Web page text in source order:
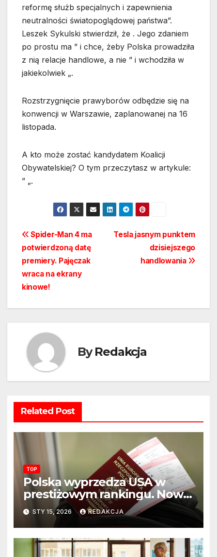
reformę służb specjalnych i zapewnienia
neutralności światopoglądowej państwa”.
Leszek Sykulski stwierdził, że . Jego zdaniem
po prostu ma ” i chce, żeby Polska prowadziła
z nią relacje handlowe, a nie ” i wchodziła w
jakiekolwiek „.
Rozstrzygnięcie prawyborów odbędzie się na
konwencji w Warszawie, zaplanowanej na 16
listopada.
A kto może zostać kandydatem Koalicji
Obywatelskiej? O tym przeczytasz w artykule:
” „.
Nawigacja
wpisu
Tesla jasnym punktem
dzisiejszego
handlowania
Spider-Man 4 ma
potwierdzoną datę
premiery. Pajęczak
wraca na ekrany
kinowe!
ByRedakcja
Related Post
TOP
Polska wyprzedza USA w
prestiżowym rankingu. Nowy
układ sił na świecie?
STY 15, 2026 REDAKCJA